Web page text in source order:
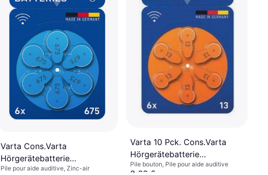
Varta Cons.Varta
Hörgerätebatterie
VARTAHearAidB675Bli6
Pile pour aide auditive, Zinc-air
Varta 10 Pck. Cons.Varta
Hörgerätebatterie
VARTAHearAidB13 Bli6
Pile bouton, Pile pour aide auditive